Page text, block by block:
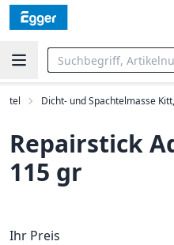
Dicht- und Spachtelmasse
Repairstick
115 gr
Ihr Preis